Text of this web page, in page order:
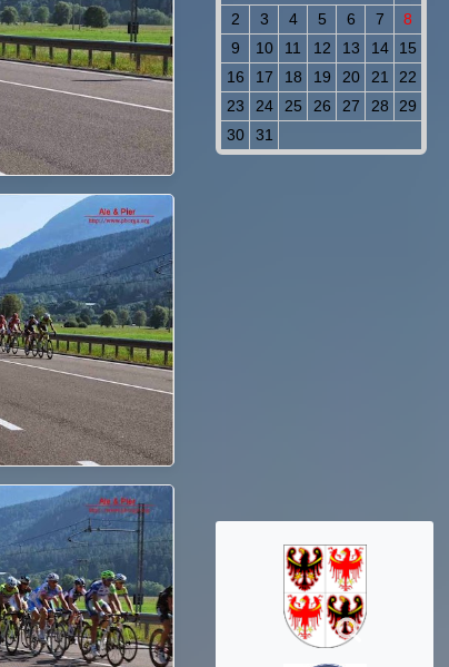
2
3 4 5 6 7
8
9
10 11 12 13 14
15
16
17 18 19 20 21
22
23
24 25 26 27 28
29
30
31